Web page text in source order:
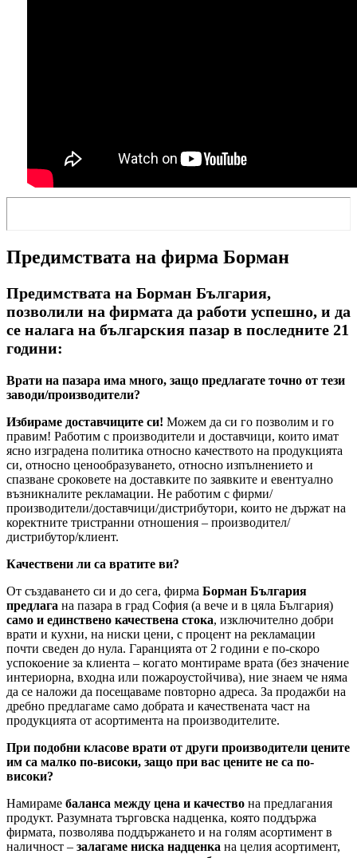
Предимствата на фирма Борман
Предимствата на Борман България,
позволили на фирмата да работи успешно, и да
се налага на българския пазар в последните 21
години:
Врати на пазара има много, защо предлагате точно от тези
заводи/производители?
Избираме доставчиците си! Можем да си го позволим и го
правим! Работим с производители и доставчици, които имат
ясно изградена политика относно качеството на продукцията
си, относно ценообразуването, относно изпълнението и
спазване сроковете на доставките по заявките и евентуално
възникналите рекламации. Не работим с фирми/
производители/доставчици/дистрибутори, които не държат на
коректните тристранни отношения – производител/
дистрибутор/клиент.
Качествени ли са вратите ви?
От създаването си и до сега, фирма Борман България
предлага на пазара в град София (а вече и в цяла България)
само и единствено качествена стока, изключително добри
врати и кухни, на ниски цени, с процент на рекламации
почти сведен до нула. Гаранцията от 2 години е по-скоро
успокоение за клиента – когато монтираме врата (без значение
интериорна, входна или пожароустойчива), ние знаем че няма
да се наложи да посещаваме повторно адреса. За продажби на
дребно предлагаме само добрата и качествената част на
продукцията от асортимента на производителите.
При подобни класове врати от други производители цените
им са малко по-високи, защо при вас цените не са по-
високи?
Намираме баланса между цена и качество на предлагания
продукт. Разумната търговска надценка, която поддържа
фирмата, позволява поддържането и на голям асортимент в
наличност – залагаме ниска надценка на целия асортимент,